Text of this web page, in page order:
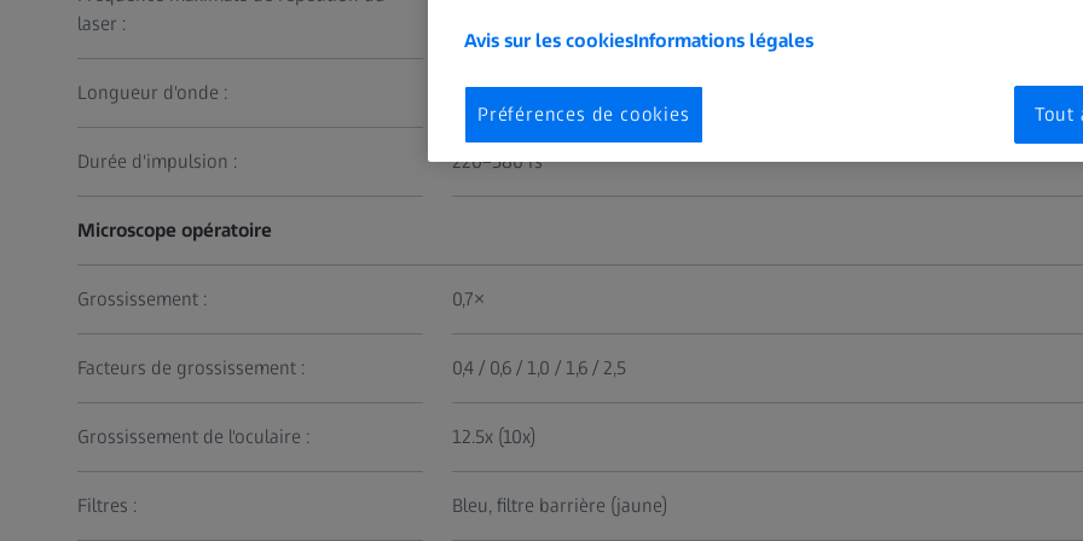
laser :
Longueur d'onde : 1043 nm
Durée d'impulsion : 220–580 fs
Microscope opératoire
Grossissement : 0,7×
Facteurs de grossissement : 0,4 / 0,6 / 1,0 / 1,6 / 2,5
Grossissement de l'oculaire : 12.5x (10x)
Filtres : Bleu, filtre barrière (jaune)
Avis sur les cookiesInformations légales
Préférences de cookies Tout